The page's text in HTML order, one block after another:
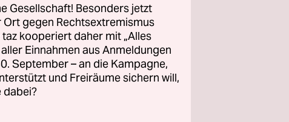
ihrer besten
aus, Möwen
Fahrräder
der
Gesellschaft! Besonders jetzt
gegen Rechtsextremismus
kooperiert daher mit „Alles
Einnahmen aus Anmeldungen
September – an die Kampagne,
und Freiräume sichern will,
dabei?